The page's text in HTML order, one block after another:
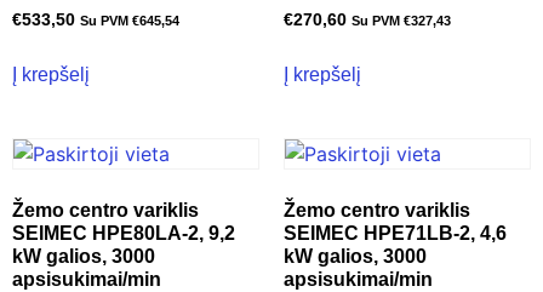
€533,50 Su PVM €645,54
Į krepšelį
€270,60 Su PVM €327,43
Į krepšelį
Žemo centro variklis
SEIMEC HPE80LA-2, 9,2
kW galios, 3000
apsisukimai/min
Žemo centro variklis
SEIMEC HPE71LB-2, 4,6
kW galios, 3000
apsisukimai/min